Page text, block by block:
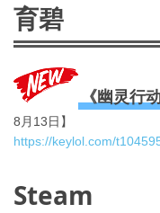
育碧
《幽灵行
8月13日】
https://keylol.com/
Steam